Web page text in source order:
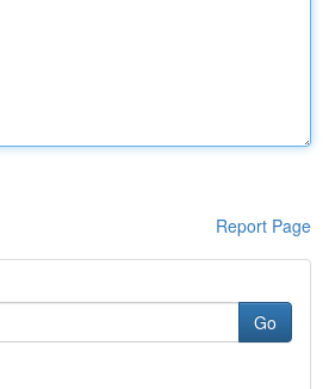
Report Page
Go